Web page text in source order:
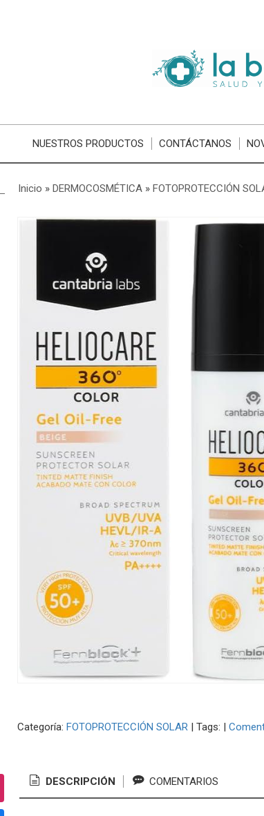
NUESTROS PRODUCTOS CONTÁCTANOS
Inicio » DERMOCOSMÉTICA» FOTOPROTECCIÓN
Categoría: FOTOPROTECCIÓN SOLAR| Tags: |
DESCRIPCIÓN COMENTARIOS